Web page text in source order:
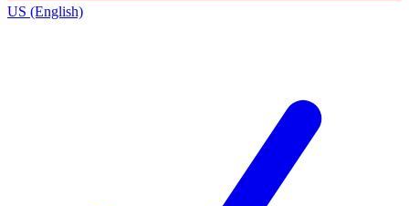
US (English)